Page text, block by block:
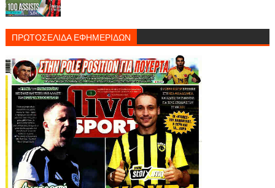
ΠΡΩΤΟΣΕΛΙΔΑ ΕΦΗΜΕΡΙΔΩΝ